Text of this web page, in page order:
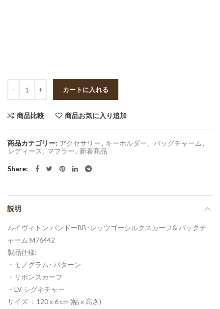
カートに入れる
商品比較 商品お気に入り追加
商品カテゴリー: アクセサリー, キーホルダー、バッグチャーム ,
レディース , マフラー, 新着商品
Share
説明
ルイヴィトン バンドーBB･レッツゴーシルクスカーフ& バックチ
ャーム M76442
製品仕様:
・モノグラム･ パターン
・リボンスカーフ
・LV シグネチャー
サイズ ：120 x 6 cm (幅 x 高さ)